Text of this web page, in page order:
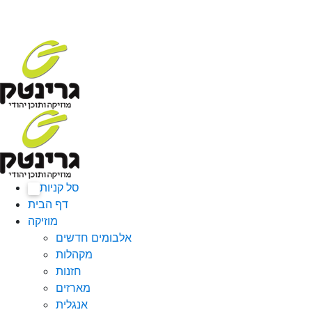
סל קניות
דף הבית
מוזיקה
אלבומים חדשים
מקהלות
חזנות
מארזים
אנגלית